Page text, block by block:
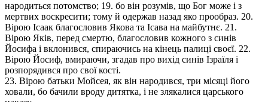
народиться потомство; 19. бо він розумів, що Бог може і з
мертвих воскресити; тому й одержав назад яко прообраз. 20.
Вірою Ісаак благословив Якова та Ісава на майбутнє. 21.
Вірою Яків, перед смертю, благословив кожного з синів
Йосифа і вклонився, спираючись на кінець палиці своєї. 22.
Вірою Йосиф, вмираючи, згадав про вихід синів Ізраїля і
розпорядився про свої кості.
23. Вірою батьки Мойсея, як він народився, три місяці його
ховали, бо бачили вроду дитятка, і не злякалися царського